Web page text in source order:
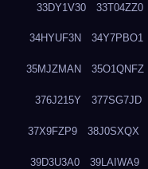
33DY1V30 33T04ZZ0
34HYUF3N 34Y7PBO1
35MJZMAN 35O1QNFZ
376J215Y 377SG7JD
37X9FZP9 38J0SXQX
39D3U3A0 39LAIWA9